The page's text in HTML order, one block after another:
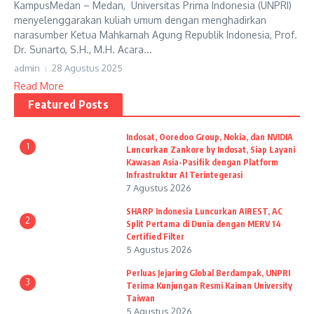
KampusMedan – Medan, Universitas Prima Indonesia (UNPRI)
menyelenggarakan kuliah umum dengan menghadirkan
narasumber Ketua Mahkamah Agung Republik Indonesia, Prof.
Dr. Sunarto, S.H., M.H. Acara...
admin 28 Agustus 2025
Read More
Featured Posts
1
Indosat, Ooredoo Group, Nokia, dan NVIDIA
Luncurkan Zankore by Indosat, Siap Layani
Kawasan Asia-Pasifik dengan Platform
Infrastruktur AI Terintegerasi
7 Agustus 2026
2
SHARP Indonesia Luncurkan AIREST, AC
Split Pertama di Dunia dengan MERV 14
Certified Filter
5 Agustus 2026
3
Perluas Jejaring Global Berdampak, UNPRI
Terima Kunjungan Resmi Kainan University
Taiwan
5 Agustus 2026